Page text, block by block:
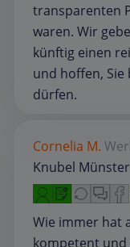
transparenten
waren. Wir
künftig einen
und hoffen, Sie
dürfen.
Cornelia M.
Knubel
Wie immer hat
kompetent und